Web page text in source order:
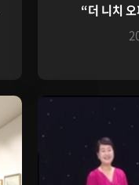
“더 니치